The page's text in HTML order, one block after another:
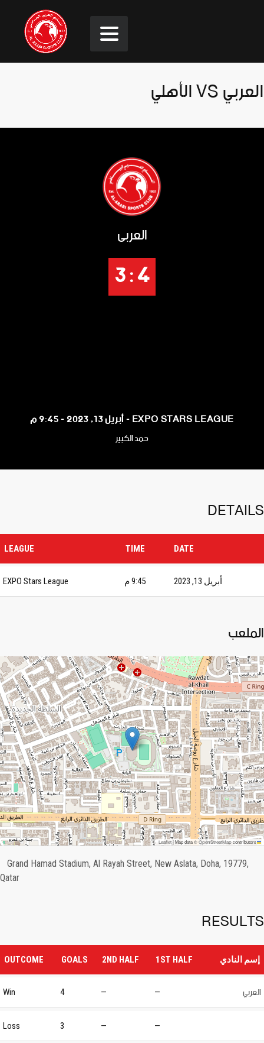
العربي VS الأهلي
العربي
4 : 3
EXPO STARS LEAGUE - أبريل 13, 2023 - 9:45 م
حمد الكبير
DETAILS
DATE
TIME
LEAGUE
أبريل 13, 2023 9:45 م EXPO Stars League
الملعب
Leaflet
|Map data ©OpenStreetMapcontributors
Grand Hamad Stadium, Al Rayah Street, New Aslata, Doha, 19779,
Qatar
RESULTS
إسم النادي 1ST HALF
2ND HALF
GOALS
OUTCOME
العربي —
—
4
Win
—
—
3
Loss